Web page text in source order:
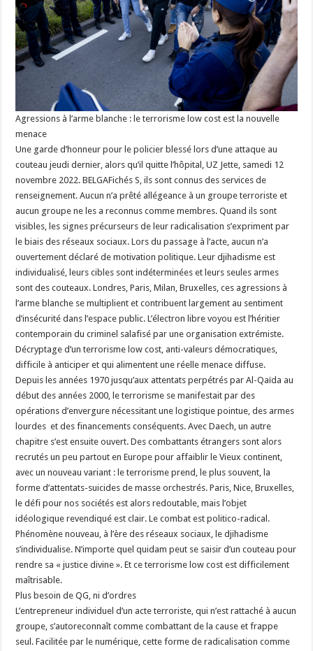
Agressions à l’arme blanche : le terrorisme low cost est la nouvelle
menace
Une garde d’honneur pour le policier blessé lors d’une attaque au
couteau jeudi dernier, alors qu’il quitte l’hôpital, UZ Jette, samedi 12
novembre 2022. BELGAFichés S, ils sont connus des services de
renseignement. Aucun n’a prêté allégeance à un groupe terroriste et
aucun groupe ne les a reconnus comme membres. Quand ils sont
visibles, les signes précurseurs de leur radicalisation s’expriment par
le biais des réseaux sociaux. Lors du passage à l’acte, aucun n’a
ouvertement déclaré de motivation politique. Leur djihadisme est
individualisé, leurs cibles sont indéterminées et leurs seules armes
sont des couteaux. Londres, Paris, Milan, Bruxelles, ces agressions à
l’arme blanche se multiplient et contribuent largement au sentiment
d’insécurité dans l’espace public. L’électron libre voyou est l’héritier
contemporain du criminel salafisé par une organisation extrémiste.
Décryptage d’un terrorisme low cost, anti-valeurs démocratiques,
difficile à anticiper et qui alimentent une réelle menace diffuse.
Depuis les années 1970 jusqu’aux attentats perpétrés par Al-Qaïda au
début des années 2000, le terrorisme se manifestait par des
opérations d’envergure nécessitant une logistique pointue, des armes
lourdes et des financements conséquents. Avec Daech, un autre
chapitre s’est ensuite ouvert. Des combattants étrangers sont alors
recrutés un peu partout en Europe pour affaiblir le Vieux continent,
avec un nouveau variant : le terrorisme prend, le plus souvent, la
forme d’attentats-suicides de masse orchestrés. Paris, Nice, Bruxelles,
le défi pour nos sociétés est alors redoutable, mais l’objet
idéologique revendiqué est clair. Le combat est politico-radical.
Phénomène nouveau, à l’ère des réseaux sociaux, le djihadisme
s’individualise. N’importe quel quidam peut se saisir d’un couteau pour
rendre sa « justice divine ». Et ce terrorisme low cost est difficilement
maîtrisable.
Plus besoin de QG, ni d’ordres
L’entrepreneur individuel d’un acte terroriste, qui n’est rattaché à aucun
groupe, s’autoreconnaît comme combattant de la cause et frappe
seul. Facilitée par le numérique, cette forme de radicalisation comme